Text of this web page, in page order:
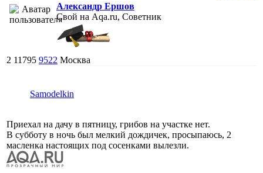
Александр Ершов
Свой на Aqa.ru, Советник
2 11795 9522 Москва
Samodelkin
Приехал на дачу в пятницу, грибов на участке нет.
В субботу в ночь был мелкий дождичек, просыпаюсь, 2
масленка настоящих под сосенками вылезли.